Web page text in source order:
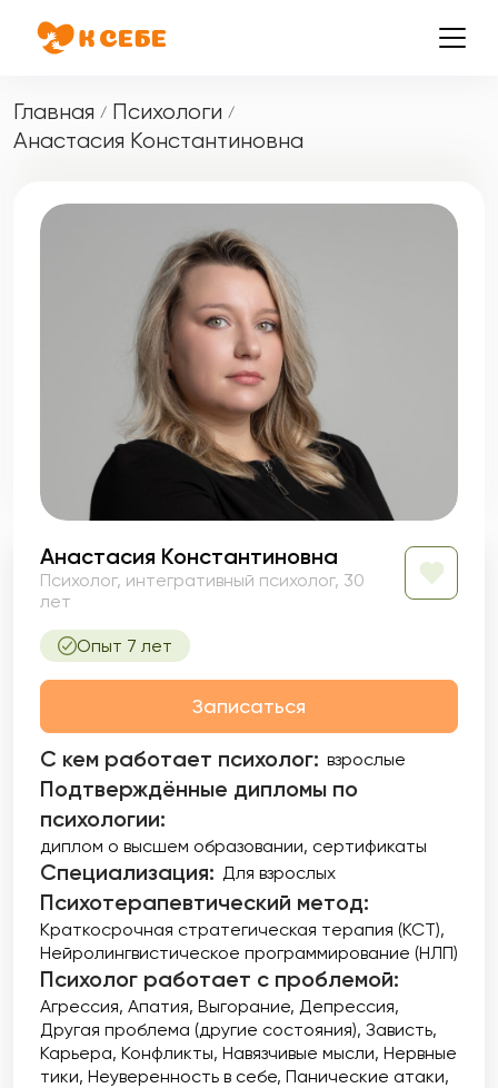
Главная / Психологи /
Анастасия Константиновна
Анастасия Константиновна
Психолог, интегративный психолог, 30
лет
Опыт 7 лет
Записаться
С кем работает психолог: взрослые
Подтверждённые дипломы по
психологии:
диплом о высшем образовании сертификаты
Специализация: Для взрослых
Психотерапевтический метод:
Краткосрочная стратегическая терапия (КСТ)
Нейролингвистическое программирование (НЛП)
Психолог работает с проблемой:
Агрессия Апатия Выгорание Депрессия
Другая проблема (другие состояния) Зависть
Карьера Конфликты Навязчивые мысли Нервные
тики Неуверенность в себе Панические атаки